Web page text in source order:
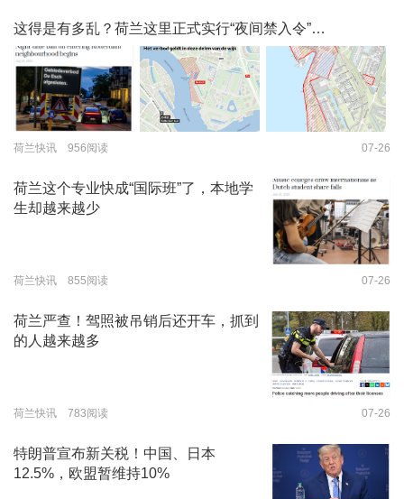
这得是有多乱？荷兰这里正式实行“夜间禁入令”…
荷兰快讯 956阅读 07-26
荷兰这个专业快成“国际班”了，本地学
生却越来越少
荷兰快讯 855阅读 07-26
荷兰严查！驾照被吊销后还开车，抓到
的人越来越多
荷兰快讯 783阅读 07-26
特朗普宣布新关税！中国、日本
12.5%，欧盟暂维持10%